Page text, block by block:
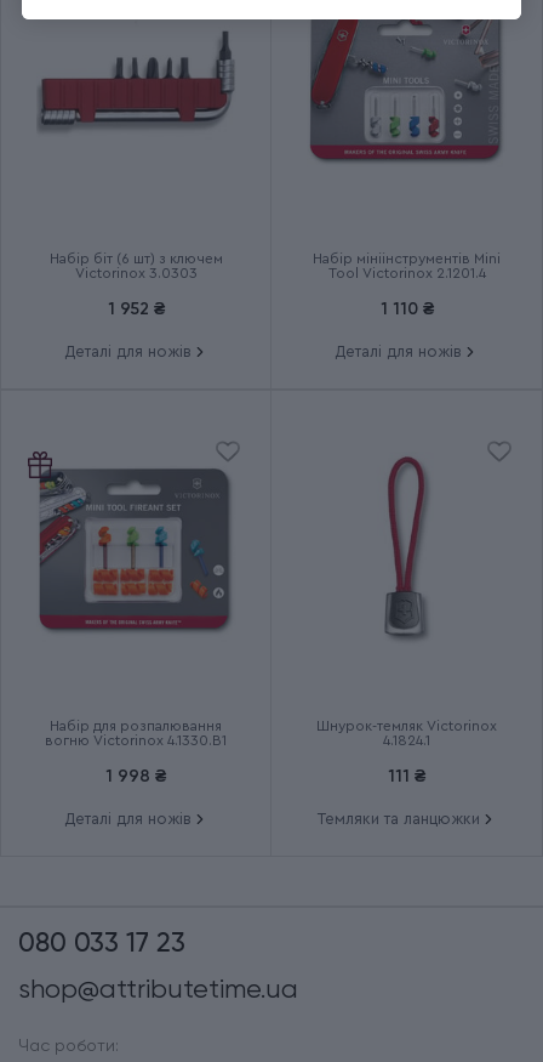
Колір Бежевий
Розмір Середній
HUNTSMAN
Швейцарія
Термін гарантії
Набір біт (6 шт) з ключем
Victorinox 3.0303
1 952 ₴
Деталі для ножів
Набір мініінструментів Mini
Tool Victorinox 2.1201.4
1 110 ₴
Деталі для ножів
Набір для розпалювання
вогню Victorinox 4.1330.B1
1 998 ₴
Деталі для ножів
Шнурок-темляк Victorinox
4.1824.1
111 ₴
Темляки та ланцюжки
080 033 17 23
shop@attributetime.ua
Час роботи: